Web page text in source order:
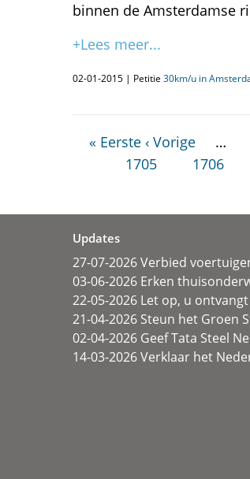
binnen de Amsterdamse
+Lees meer...
02-01-2015 | Petitie 30km/u in
« Eerste ‹ Vorige …
1705
1706
Updates
27-07-2026 Verbied
03-06-2026 Erken
22-05-2026 Let op, u
21-04-2026 Steun het Groen
02-04-2026 Geef Tata Steel
14-03-2026 Verklaar het